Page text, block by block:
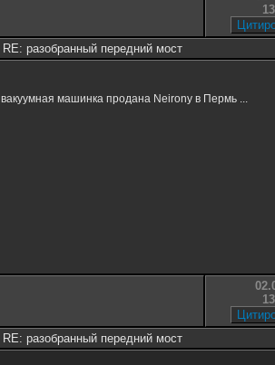
RE: разобранный передний мост
вакуумная машинка продана Neironу в Пермь ...
RE: разобранный передний мост